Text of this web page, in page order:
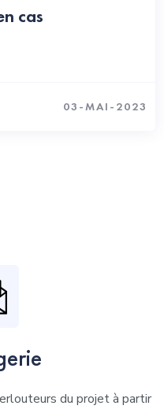
cas
03-MAI-2023
du projet à partir